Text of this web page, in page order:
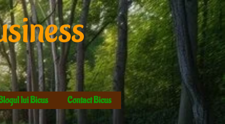
lui Bicus Contact Bicus